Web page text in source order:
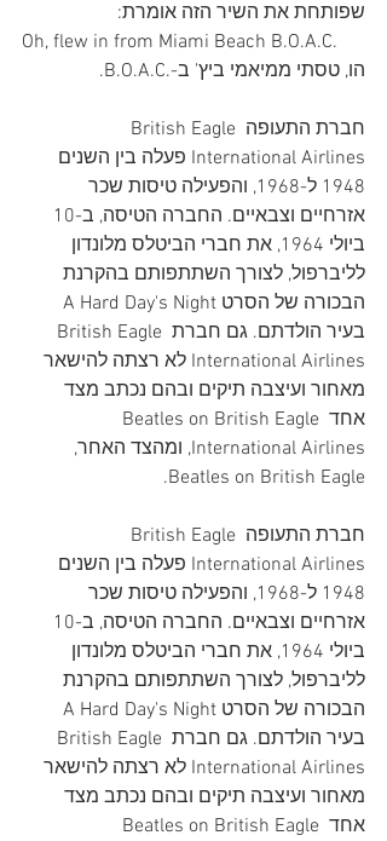
שפותחת את השיר הזה אומרת:
Oh, flew in from Miami Beach B.O.A.C.
הו, טסתי ממיאמי ביץ' ב-.B.O.A.C.
חברת התעופה British Eagle
International Airlines פעלה בין השנים
1948 ל-1968, והפעילה טיסות שכר
ביולי 1964, את חברי הביטלס מלונדון
לליברפול, לצורך השתתפותם בהקרנת
בעיר הולדתם. גם חברת British Eagle
International Airlines לא רצתה להישאר
מאחור ועיצבה תיקים ובהם נכתב מצד
אחד Beatles on British Eagle
International Airlines, ומהצד האחר,
Beatles on British Eagle.
חברת התעופה British Eagle
International Airlines פעלה בין השנים
1948 ל-1968, והפעילה טיסות שכר
ביולי 1964, את חברי הביטלס מלונדון
לליברפול, לצורך השתתפותם בהקרנת
בעיר הולדתם. גם חברת British Eagle
International Airlines לא רצתה להישאר
מאחור ועיצבה תיקים ובהם נכתב מצד
אחד Beatles on British Eagle